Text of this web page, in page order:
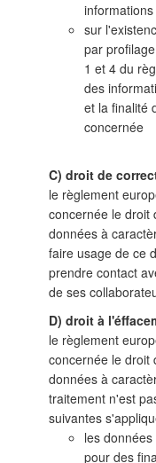
sur
par
1 et 4 du
des
et la finalité
concernée
C) droit de
le règlement
concernée le droit
données à
faire usage de ce
prendre contact
de ses
D) droit à
le règlement
concernée le droit
données à
traitement n'est
suivantes
les
pour des